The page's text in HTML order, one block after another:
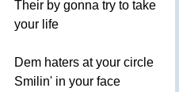
Their by gonna try to take
your life
Dem haters at your circle
Smilin' in your face